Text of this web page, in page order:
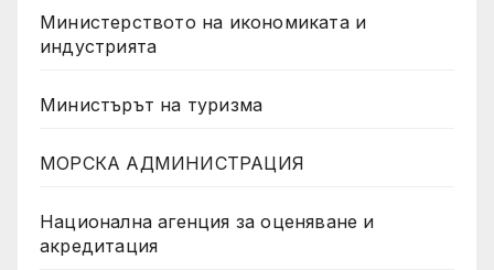
Министерството на икономиката и
индустрията
Министърът на туризма
МОРСКА АДМИНИСТРАЦИЯ
Национална агенция за оценяване и
акредитация